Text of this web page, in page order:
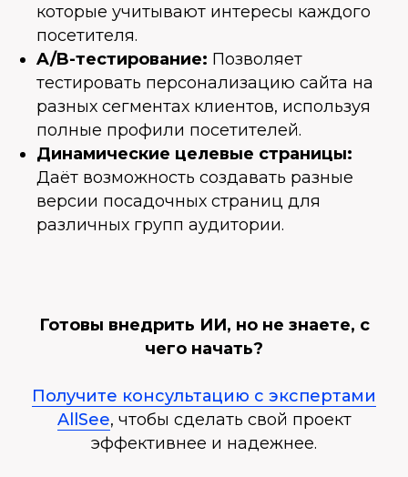
которые учитывают интересы каждого
посетителя.
A/B-тестирование: Позволяет
тестировать персонализацию сайта на
разных сегментах клиентов, используя
полные профили посетителей.
Динамические целевые страницы:
Даёт возможность создавать разные
версии посадочных страниц для
различных групп аудитории.
Готовы внедрить ИИ, но не знаете, с
чего начать?
Получите консультацию с экспертами
AllSee, чтобы сделать свой проект
эффективнее и надежнее.